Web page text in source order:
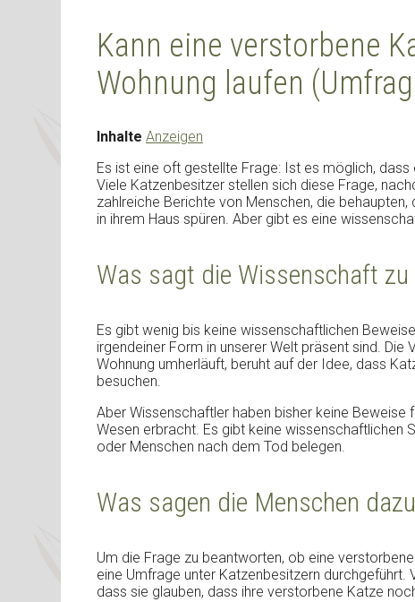
Kann eine verstorbene
Wohnung laufen
Inhalte Anzeigen
Es ist eine oft gestellte Frage: Ist es möglich,
Viele Katzenbesitzer stellen sich diese Frage,
zahlreiche Berichte von Menschen, die
in ihrem Haus spüren. Aber gibt es eine
Was sagt die Wissenschaft zu
Es gibt wenig bis keine wissenschaftlichen
irgendeiner Form in unserer Welt präsent sind.
Wohnung umherläuft, beruht auf der Idee, dass
besuchen.
Aber Wissenschaftler haben bisher keine Beweise
Wesen erbracht. Es gibt keine wissenschaftlichen
oder Menschen nach dem Tod belegen.
Was sagen die Menschen
Um die Frage zu beantworten, ob eine
eine Umfrage unter Katzenbesitzern
dass sie glauben, dass ihre verstorbene Katze